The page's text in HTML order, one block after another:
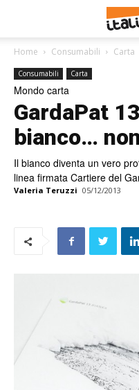
Home Consumabili Carta
Consumabili Carta
Mondo carta
GardaPat
bianco…
Il bianco diventa un vero
linea firmata Cartiere del
Valeria Teruzzi 05/12/2013